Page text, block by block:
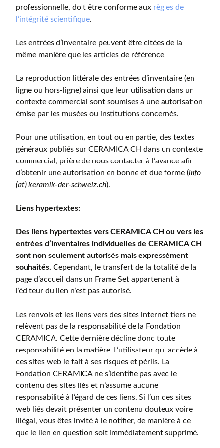
professionnelle, doit être conforme aux règles de
l’intégrité scientifique.
Les entrées d’inventaire peuvent être citées de la
même manière que les articles de référence.
La reproduction littérale des entrées d’inventaire (en
ligne ou hors-ligne) ainsi que leur utilisation dans un
contexte commercial sont soumises à une autorisation
émise par les musées ou institutions concernés.
Pour une utilisation, en tout ou en partie, des textes
généraux publiés sur CERAMICA CH dans un contexte
commercial, prière de nous contacter à l’avance afin
d’obtenir une autorisation en bonne et due forme (info
(at) keramik-der-schweiz.ch).
Liens hypertextes:
Des liens hypertextes vers CERAMICA CH ou vers les
entrées d’inventaires individuelles de CERAMICA CH
sont non seulement autorisés mais expressément
souhaités. Cependant, le transfert de la totalité de la
page d’accueil dans un Frame Set appartenant à
l’éditeur du lien n’est pas autorisé.
Les renvois et les liens vers des sites internet tiers ne
relèvent pas de la responsabilité de la Fondation
CERAMICA. Cette dernière décline donc toute
responsabilité en la matière. L’utilisateur qui accède à
ces sites web le fait à ses risques et périls. La
Fondation CERAMICA ne s’identifie pas avec le
contenu des sites liés et n’assume aucune
responsabilité à l’égard de ces liens. Si l’un des sites
web liés devait présenter un contenu douteux voire
illégal, vous êtes invité à le notifier, de manière à ce
que le lien en question soit immédiatement supprimé.